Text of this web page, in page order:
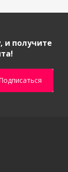
и получите